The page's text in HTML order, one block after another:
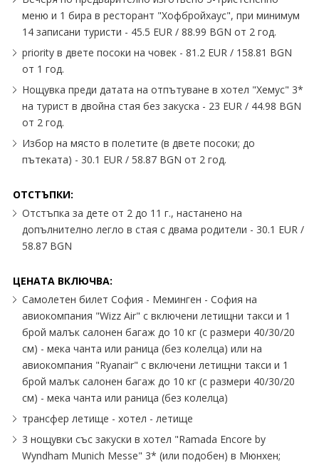
меню и 1 бира в ресторант "Хофбройхаус", при минимум
14 записани туристи - 45.5 EUR / 88.99 BGN от 2 год.
priority в двете посоки на човек - 81.2 EUR / 158.81 BGN
от 1 год.
Нощувка преди датата на отпътуване в хотел "Хемус" 3*
на турист в двойна стая без закуска - 23 EUR / 44.98 BGN
от 2 год.
Избор на място в полетите (в двете посоки; до
пътеката) - 30.1 EUR / 58.87 BGN от 2 год.
ОТСТЪПКИ:
Отстъпка за дете от 2 до 11 г., настанено на
допълнително легло в стая с двама родители - 30.1 EUR /
58.87 BGN
ЦЕНАТА ВКЛЮЧВА:
Самолетен билет София - Меминген - София на
авиокомпания "Wizz Air" с включени летищни такси и 1
брой малък салонен багаж до 10 кг (с размери 40/30/20
см) - мека чанта или раница (без колелца) или на
авиокомпания "Ryanair" с включени летищни такси и 1
брой малък салонен багаж до 10 кг (с размери 40/30/20
см) - мека чанта или раница (без колелца)
трансфер летище - хотел - летище
3 нощувки със закуски в хотел "Ramada Encore by
Wyndham Munich Messe" 3* (или подобен) в Мюнхен;